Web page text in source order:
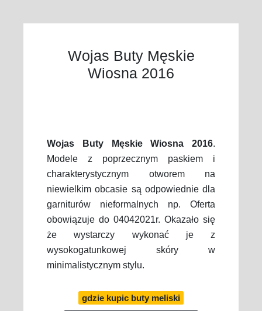
Wojas Buty Męskie
Wiosna 2016
Wojas Buty Męskie Wiosna 2016.
Modele z poprzecznym paskiem i
charakterystycznym otworem na
niewielkim obcasie są odpowiednie dla
garniturów nieformalnych np. Oferta
obowiązuje do 04042021r. Okazało się
że wystarczy wykonać je z
wysokogatunkowej skóry w
minimalistycznym stylu.
gdzie kupic buty meliski